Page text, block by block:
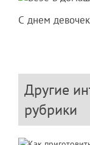
С днем
Другие
рубрики